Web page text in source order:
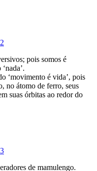
pois somos é
‘movimento é vida’, pois
no átomo de ferro, seus
suas órbitas ao redor do
de mamulengo.